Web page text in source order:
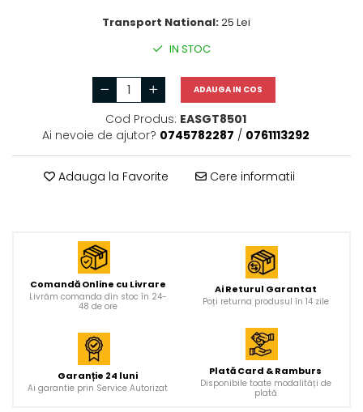
Transport National:25 Lei
IN STOC
ADAUGA IN COS
Cod Produs: EASGT8501
Ai nevoie de ajutor? 0745782287 / 0761113292
Adauga la Favorite Cere informatii
Comandă Online cu Livrare
Livrăm comanda din stoc în 24-
48 de ore
Ai Returul Garantat
Poți returna produsul în 14 zile
Garanție 24 luni
Ai garantie prin Service Autorizat
Plată Card & Ramburs
Disponibile toate modalități de
plată